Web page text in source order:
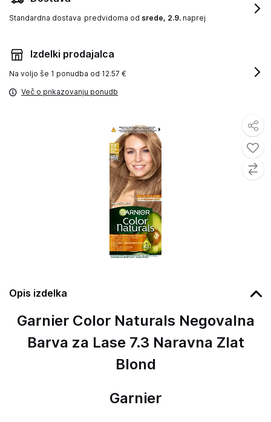
Opis izdelka
Garnier Color Naturals Negovalna
Barva za Lase 7.3 Naravna Zlat
Blond
Garnier
Standardna dostava predvidoma od srede, 2.9. naprej
Izdelki prodajalca
Na voljo še 1 ponudba od 12.57 €
Več o prikazovanju ponudb